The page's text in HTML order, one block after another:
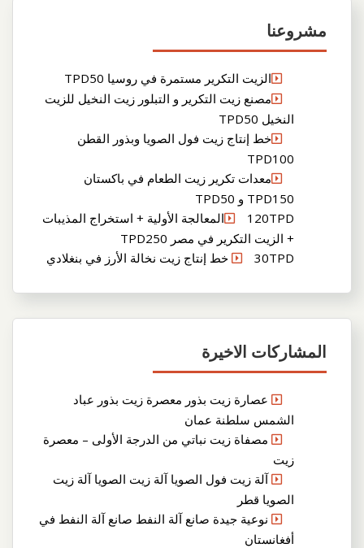
مشروعنا
الزيت التكرير مستمرة في روسيا TPD50
مصنع زيت التكرير و التبلور زيت النخيل للزيت
النخيل TPD50
خط إنتاج زيت فول الصويا وبذور القطن
TPD100
معدات تكرير زيت الطعام في باكستان
TPD150 و TPD50
120TPDالمعالجة الأولية + استخراج المذيبات
+ الزيت التكرير في مصر TPD250
30TPD خط إنتاج زيت نخالة الأرز في بنغلادي
المشاركات الاخيرة
عصارة زيت بذور معصرة زيت بذور عباد
الشمس سلطنة عمان
مصفاة زيت نباتي من الدرجة الأولى – معصرة
زيت
آلة زيت فول الصويا آلة زيت الصويا آلة زيت
الصويا قطر
نوعية جيدة صانع آلة النفط صانع آلة النفط في
أفغانستان